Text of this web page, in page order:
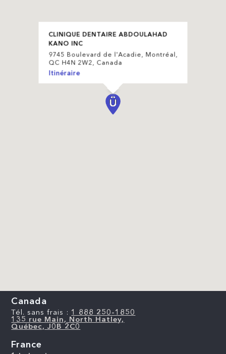
CLINIQUE DENTAIRE ABDOULAHAD
KANO INC
9745 Boulevard de l'Acadie, Montréal,
QC H4N 2W2, Canada
Itinéraire
Canada
Tél. sans frais : 1 888 250-1850
135 rue Main, North Hatley,
Québec, J0B 2C0
France